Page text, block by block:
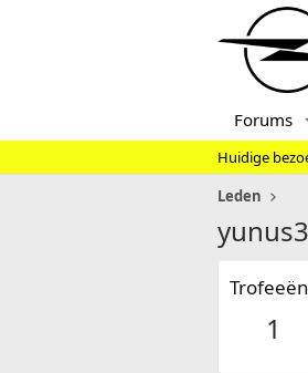
Forums
Huidige
Leden
Trofeeën
1